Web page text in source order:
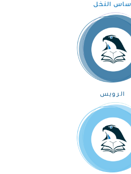
ساس النخل
الرويس